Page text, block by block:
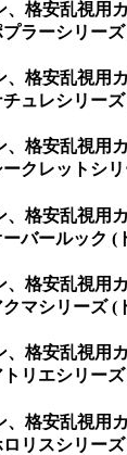
格安乱視
ラーシリー
格安乱視
ュレシリー
格安乱視
クレットシ
格安乱視
バールック (
格安乱視
マシリーズ (
格安乱視
リエシリー
格安乱視
リスシリー